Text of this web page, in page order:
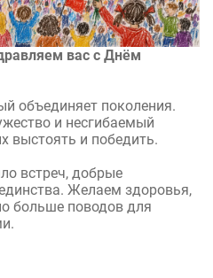
вас с Днём
объединяет поколения.
и несгибаемый
выстоять и победить.
встреч, добрые
Желаем здоровья,
больше поводов для